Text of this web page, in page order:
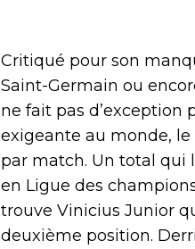
Critiqué pour son
Saint-Germain ou
ne fait pas d’exception
exigeante au monde,
par match. Un total qui
en Ligue des
trouve Vinicius Junior
deuxième position.